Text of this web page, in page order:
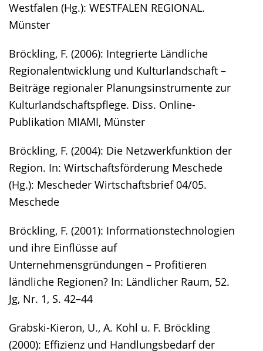
Westfalen (Hg.): WESTFALEN REGIONAL.
Münster
Bröckling, F. (2006): Integrierte Ländliche
Regionalentwicklung und Kulturlandschaft –
Beiträge regionaler Planungsinstrumente zur
Kulturlandschaftspflege. Diss. Online-
Publikation MIAMI, Münster
Bröckling, F. (2004): Die Netzwerkfunktion der
Region. In: Wirtschaftsförderung Meschede
(Hg.): Mescheder Wirtschaftsbrief 04/05.
Meschede
Bröckling, F. (2001): Informationstechnologien
und ihre Einflüsse auf
Unternehmensgründungen – Profitieren
ländliche Regionen? In: Ländlicher Raum, 52.
Jg, Nr. 1, S. 42–44
Grabski-Kieron, U., A. Kohl u. F. Bröckling
(2000): Effizienz und Handlungsbedarf der